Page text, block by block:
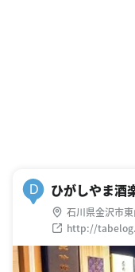
D ひがしやま酒
石川県金沢市
http://